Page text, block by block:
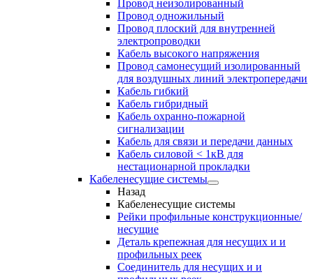
Провод неизолированный
Провод одножильный
Провод плоский для внутренней
электропроводки
Кабель высокого напряжения
Провод самонесущий изолированный
для воздушных линий электропередачи
Кабель гибкий
Кабель гибридный
Кабель охранно-пожарной
сигнализации
Кабель для связи и передачи данных
Кабель силовой < 1кВ для
нестационарной прокладки
Кабеленесущие системы
Назад
Кабеленесущие системы
Рейки профильные конструкционные/
несущие
Деталь крепежная для несущих и и
профильных реек
Соединитель для несущих и и